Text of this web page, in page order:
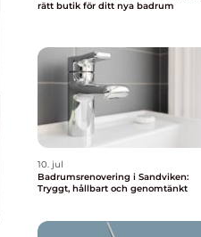
rätt butik för ditt nya badrum
10. jul
Badrumsrenovering i Sandviken:
Tryggt, hållbart och genomtänkt